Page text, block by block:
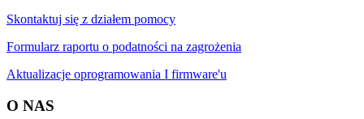
Skontaktuj się z działem pomocy
Formularz raportu o podatności na zagrożenia
Aktualizacje oprogramowania I firmware'u
O NAS